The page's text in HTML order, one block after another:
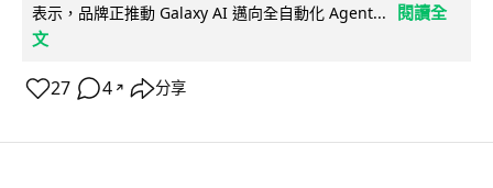
表示，品牌正推動 Galaxy AI 邁向全自動化 Agent...
閱讀全
文
27 4 ↗ 分享